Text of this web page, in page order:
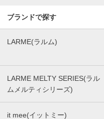
ブランドで探す
LARME(ラルム)
LARME MELTY SERIES(ラル
ムメルティシリーズ)
it mee(イットミー)